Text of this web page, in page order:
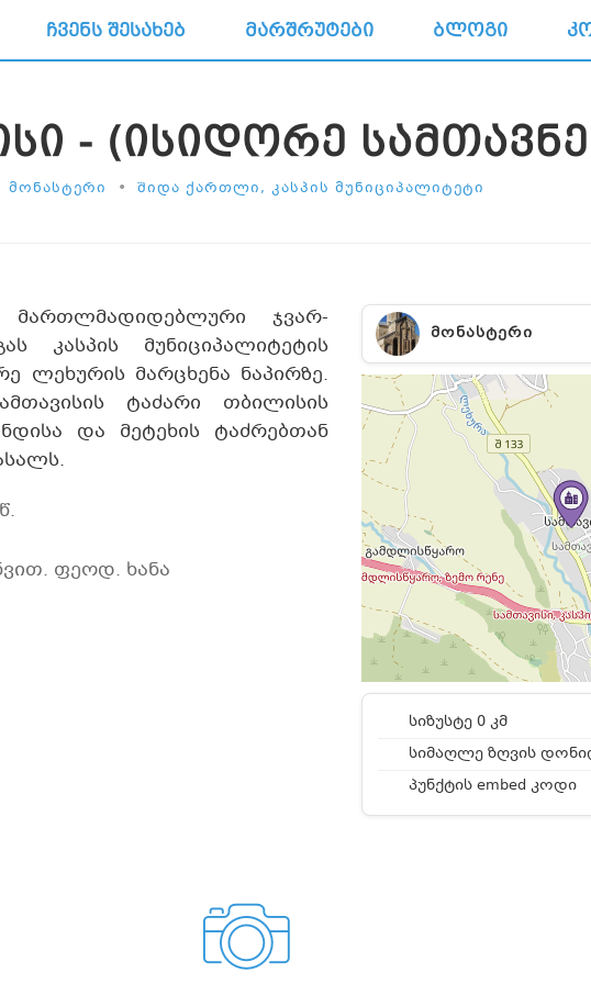
ᲩᲕᲔᲜᲡ ᲨᲔᲡᲐᲮᲔᲑ ᲛᲐᲠᲨᲠᲣᲢᲔᲑᲘ ᲑᲚᲝᲒᲘ
- (ᲘᲡᲘᲓᲝᲠᲔ
ᲛᲝᲜᲐᲡᲢᲔᲠᲘ • ᲨᲘᲓᲐ ᲥᲐᲠᲗᲚᲘ, ᲙᲐᲡᲞᲘᲡ ᲛᲣᲜᲘᲪᲘᲞᲐᲚᲘᲢᲔᲢᲘ
ᲛᲝᲜᲐᲡᲢᲔᲠᲘ
სიზუსტე 0 კმ
სიმაღლე ზღვის
პუნქტის embed კოდი
ჯვარ-
კასპის მუნიციპალიტეტის
ლეხურის მარცხენა ნაპირზე.
ტაძარი თბილისის
და მეტეხის ტაძრებთან
ფეოდ. ხანა